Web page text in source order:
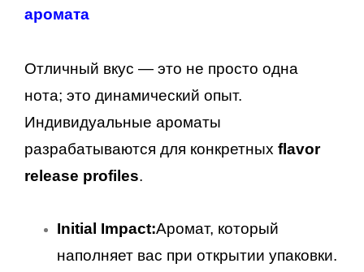
аромата
Отличный вкус — это не просто одна
нота; это динамический опыт.
Индивидуальные ароматы
разрабатываются для конкретных flavor
release profiles.
Initial Impact:Аромат, который
наполняет вас при открытии упаковки.